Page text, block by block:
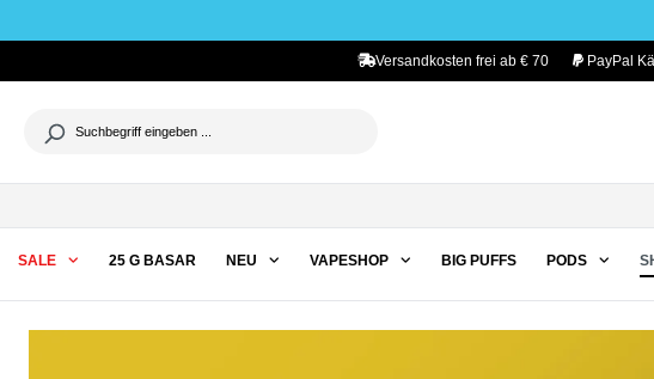
Versandkosten frei ab € 70 PayPal
SALE 25 G BASAR NEU VAPESHOP BIG PUFFS PODS